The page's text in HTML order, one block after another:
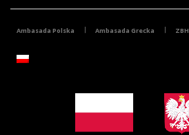
Ambasada Polska Ambasada Grecka ZBH